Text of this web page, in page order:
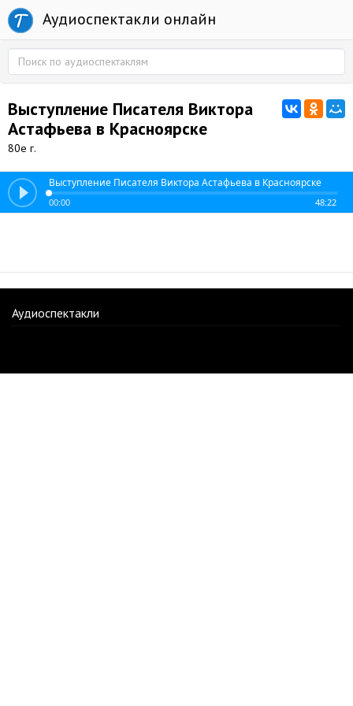
Аудиоспектакли онлайн
Выступление Писателя Виктора
Астафьева в Красноярске
80е г.
Выступление Писателя Виктора Астафьева в Красноярске
00:00 48:22
Аудиоспектакли